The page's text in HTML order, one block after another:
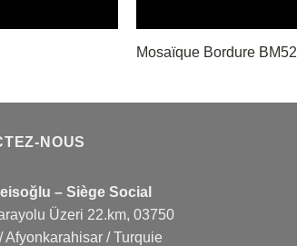
Mosaïque Bordure BM52
NOUS
– Siège Social
Üzeri 22.km, 03750
Afyonkarahisar / Turquie